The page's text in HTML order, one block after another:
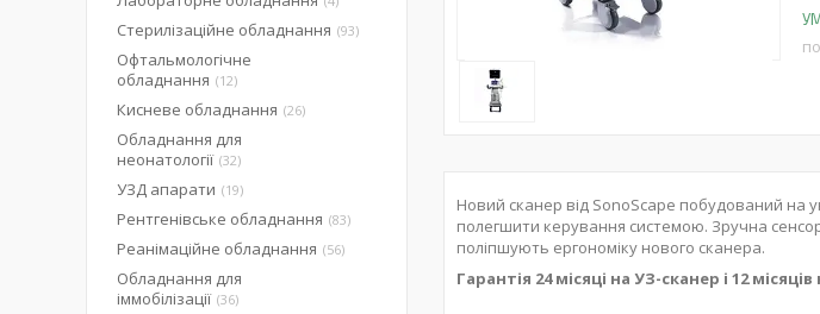
Новий сканер від SonoScape побудований на
полегшити керування системою. Зручна
поліпшують ергономіку нового сканера.
Гарантія 24 місяці на УЗ-сканер і 12
Стерилізаційне обладнання 93
Офтальмологічне
обладнання
12
Кисневе обладнання 26
Обладнання для
неонатології 32
УЗД апарати 19
Рентгенівське обладнання 83
Реанімаційне обладнання 56
Обладнання для
іммобілізації 36